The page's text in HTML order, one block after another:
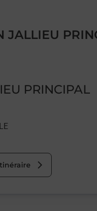
JALLIEU
PRINCIPAL